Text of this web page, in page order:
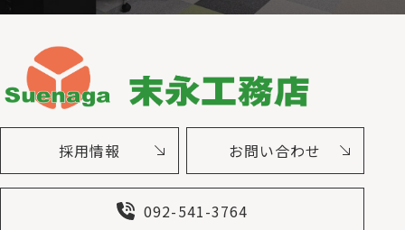
採用情報 お問い合わせ
092-541-3764